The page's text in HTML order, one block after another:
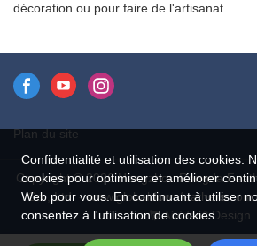
décoration ou pour faire de l'artisanat.
Plan du site
Copyright © 2026 Hangzhou Rongda
Co., Ltd. - www.globaldownfeathers.com
Design
Confidentialité et utilisation des cookies.
cookies pour optimiser et améliorer
Web pour vous. En continuant à utiliser
consentez à l'utilisation de cookies.